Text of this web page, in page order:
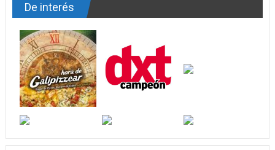
De interés